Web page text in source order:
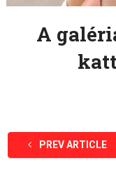
A
PREV ARTICLE